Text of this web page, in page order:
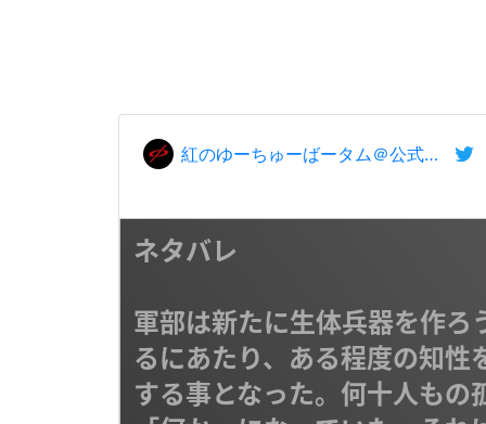
紅のゆーちゅーばータム＠公式アカウント
ネタバレ
軍部は新たに生体兵器を作
るにあたり、ある程度の知
する事となった。何十人も